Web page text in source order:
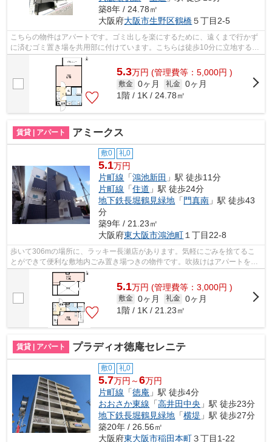
築8年 / 24.78㎡
大阪府大阪市生野区鶴橋５丁目2-5
こちらの物件はアパートです。ゴミ出しを楽にするために、遠くまで行かず
に済むゴミ置き場を共用部に付けています。こちらは徒歩10分に立地する物
件です。自由度が非常に高いと評判な...
5.3万円 (管理費等：5,000円 )
敷金 0ヶ月 礼金 0ヶ月
1階 / 1K / 24.78㎡
賃貸 | アパート アミークス
敷0 礼0
5.1万円
片町線 「鴻池新田 」駅 徒歩11分
片町線 「住道 」駅 徒歩24分
地下鉄長堀鶴見緑地 「 門真南 」駅 徒歩43
分
築9年 / 21.23㎡
大阪府東大阪市鴻池町１丁目22-8
歩いて306mの場所に、ラッキー長瀬店があります。気軽にごみを捨てるこ
とができて便利な敷地内ごみ置き場つきの物件です。吹抜けはアパートをと
ても広く感じさせる事ができるんですよ...
5.1万円 (管理費等：3,000円 )
敷金 0ヶ月 礼金 0ヶ月
1階 / 1K / 21.23㎡
賃貸 | アパート プラディオ徳庵セレニテ
敷0 礼0
5.7万円～6万円
片町線 「徳庵 」駅 徒歩4分
おおさか東線 「高井田中央 」駅 徒歩23分
地下鉄長堀鶴見緑地 「横堤 」駅 徒歩27分
築20年 / 26.56㎡
大阪府東大阪市稲田本町３丁目1-22